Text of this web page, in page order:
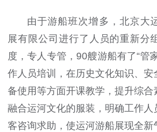
由于游船班次增多，北京大
展有限公司进行了人员的重新分
度，专人专管，90艘游船有了“管
作人员培训，在历史文化知识、安
备使用等方面开课教学，提升综合
融合运河文化的服装，明确工作人
客咨询求助，使运河游船展现全新